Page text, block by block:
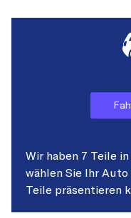
Wir haben 7 Teile
wählen Sie Ihr
Teile präsentieren